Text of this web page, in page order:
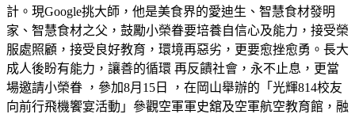
計。現Google挑大師，他是美食界的愛迪生、智慧食材發明
家、智慧食材之父，鼓勵小榮眷要培養自信心及能力，接受榮
服處照顧，接受良好教育，環境再惡劣，更要愈挫愈勇。長大
成人後盼有能力，讓善的循環 再反饋社會，永不止息，更當
場邀請小榮眷 ，參加8月15日 ，在岡山舉辦的「光輝814校友
向前行飛機饗宴活動」參觀空軍軍史舘及空軍航空教育館，融